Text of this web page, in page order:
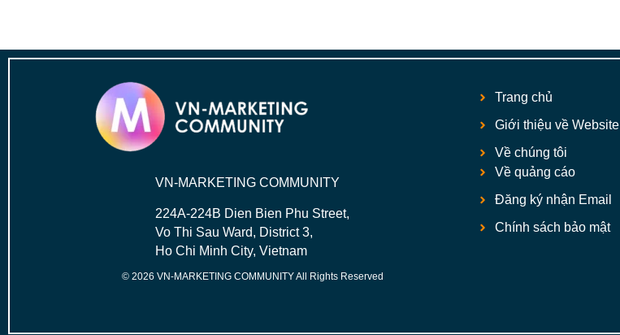
VN-MARKETING COMMUNITY
224A-224B Dien Bien Phu Street,
Vo Thi Sau Ward, District 3,
Ho Chi Minh City, Vietnam
© 2026 VN-MARKETING COMMUNITY All Rights Reserved
Trang chủ
Giới thiệu về Website
Về chúng tôi
Về quảng cáo
Đăng ký nhận Email
Chính sách bảo mật